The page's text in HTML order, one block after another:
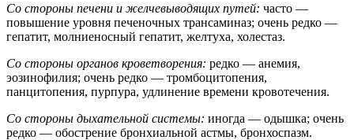
Со стороны печени и желчевыводящих путей: часто —
повышение уровня печеночных трансаминаз; очень редко —
гепатит, молниеносный гепатит, желтуха, холестаз.
Со стороны органов кроветворения: редко — анемия,
эозинофилия; очень редко — тромбоцитопения,
панцитопения, пурпура, удлинение времени кровотечения.
Со стороны дыхательной системы: иногда — одышка; очень
редко — обострение бронхиальной астмы, бронхоспазм.